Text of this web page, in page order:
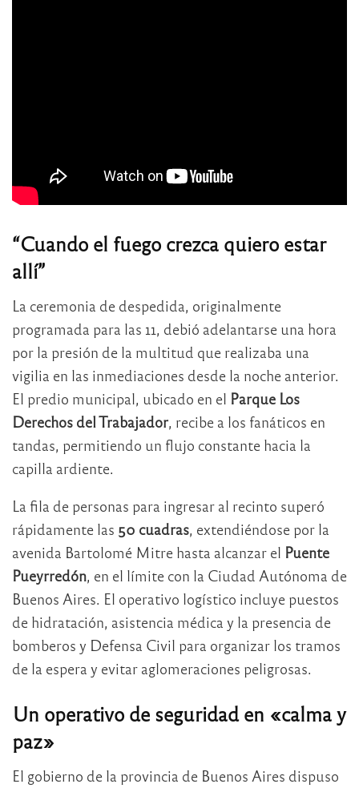
“Cuando el fuego crezca quiero estar
allí”
La ceremonia de despedida, originalmente
programada para las 11, debió adelantarse una hora
por la presión de la multitud que realizaba una
vigilia en las inmediaciones desde la noche anterior.
El predio municipal, ubicado en el Parque Los
Derechos del Trabajador, recibe a los fanáticos en
tandas, permitiendo un flujo constante hacia la
capilla ardiente.
La fila de personas para ingresar al recinto superó
rápidamente las 50 cuadras, extendiéndose por la
avenida Bartolomé Mitre hasta alcanzar el Puente
Pueyrredón, en el límite con la Ciudad Autónoma de
Buenos Aires. El operativo logístico incluye puestos
de hidratación, asistencia médica y la presencia de
bomberos y Defensa Civil para organizar los tramos
de la espera y evitar aglomeraciones peligrosas.
Un operativo de seguridad en «calma y
paz»
El gobierno de la provincia de Buenos Aires dispuso